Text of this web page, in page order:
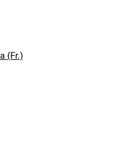
(Fr.)